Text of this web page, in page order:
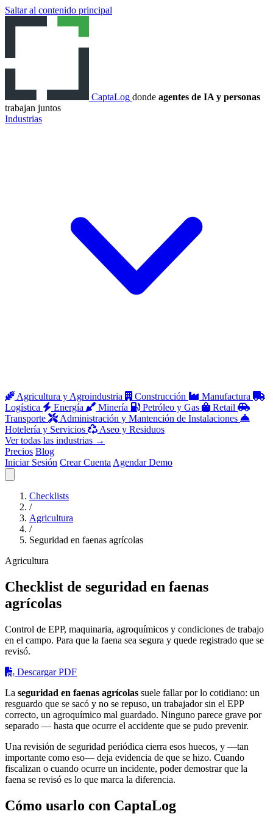
Saltar al contenido principal
CaptaLog donde agentes de IA y personas
trabajan juntos
Industrias
Agricultura y Agroindustria Construcción
Manufactura
Logística
Energía Minería Petróleo y Gas
Retail
Transporte
Administración y Mantención de Instalaciones
Hotelería y Servicios
Aseo y Residuos
Ver todas las industrias →
Precios Blog
Iniciar Sesión Crear Cuenta Agendar Demo
Checklists
/
Agricultura
/
Seguridad en faenas agrícolas
Agricultura
Checklist de seguridad en faenas
agrícolas
Control de EPP, maquinaria, agroquímicos y condiciones de trabajo
en el campo. Para que la faena sea segura y quede registrado que se
revisó.
Descargar PDF
La seguridad en faenas agrícolas suele fallar por lo cotidiano: un
resguardo que se sacó y no se repuso, un trabajador sin el EPP
correcto, un agroquímico mal guardado. Ninguno parece grave por
separado — hasta que ocurre el accidente que se pudo prevenir.
Una revisión de seguridad periódica cierra esos huecos, y —tan
importante como eso— deja evidencia de que se hizo. Cuando
fiscalizan o cuando ocurre un incidente, poder demostrar que la
faena se revisó es lo que marca la diferencia.
Cómo usarlo con CaptaLog